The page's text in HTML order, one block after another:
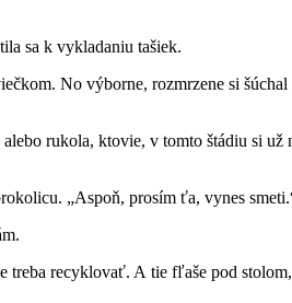
sa k vykladaniu tašiek.
No výborne, rozmrzene si
rukola, ktovie, v tomto štádiu si
„Aspoň, prosím ťa, vynes
treba recyklovať. A tie fľaše pod